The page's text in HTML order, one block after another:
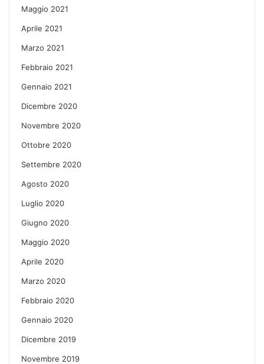
Maggio 2021
Aprile 2021
Marzo 2021
Febbraio 2021
Gennaio 2021
Dicembre 2020
Novembre 2020
Ottobre 2020
Settembre 2020
Agosto 2020
Luglio 2020
Giugno 2020
Maggio 2020
Aprile 2020
Marzo 2020
Febbraio 2020
Gennaio 2020
Dicembre 2019
Novembre 2019